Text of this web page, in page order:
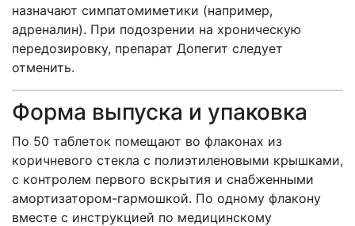
назначают симпатомиметики (например,
адреналин). При подозрении на хроническую
передозировку, препарат Допегит следует
отменить.
Форма выпуска и упаковка
По 50 таблеток помещают во флаконах из
коричневого стекла с полиэтиленовыми крышками,
с контролем первого вскрытия и снабженными
амортизатором-гармошкой. По одному флакону
вместе с инструкцией по медицинскому